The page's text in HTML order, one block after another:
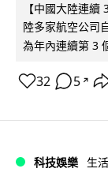
【中國大陸連
陸多家航空公司
為年內連續第 3
32 5 ↗
科技娛樂 生